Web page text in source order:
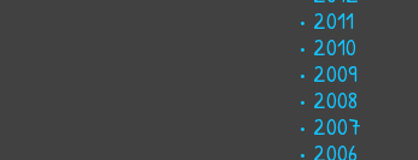
2011
2010
2009
2008
2007
2006